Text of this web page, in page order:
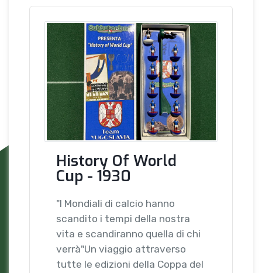
History Of World
Cup - 1930
"I Mondiali di calcio hanno
scandito i tempi della nostra
vita e scandiranno quella di chi
verrà"Un viaggio attraverso
tutte le edizioni della Coppa del